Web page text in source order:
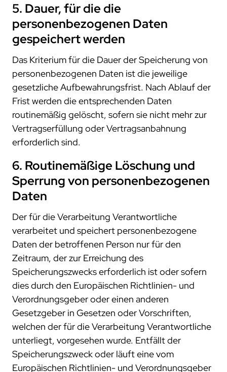
5. Dauer, für die die
personenbezogenen Daten
gespeichert werden
Das Kriterium für die Dauer der Speicherung von
personenbezogenen Daten ist die jeweilige
gesetzliche Aufbewahrungsfrist. Nach Ablauf der
Frist werden die entsprechenden Daten
routinemäßig gelöscht, sofern sie nicht mehr zur
Vertragserfüllung oder Vertragsanbahnung
erforderlich sind.
6. Routinemäßige Löschung und
Sperrung von personenbezogenen
Daten
Der für die Verarbeitung Verantwortliche
verarbeitet und speichert personenbezogene
Daten der betroffenen Person nur für den
Zeitraum, der zur Erreichung des
Speicherungszwecks erforderlich ist oder sofern
dies durch den Europäischen Richtlinien- und
Verordnungsgeber oder einen anderen
Gesetzgeber in Gesetzen oder Vorschriften,
welchen der für die Verarbeitung Verantwortliche
unterliegt, vorgesehen wurde. Entfällt der
Speicherungszweck oder läuft eine vom
Europäischen Richtlinien- und Verordnungsgeber